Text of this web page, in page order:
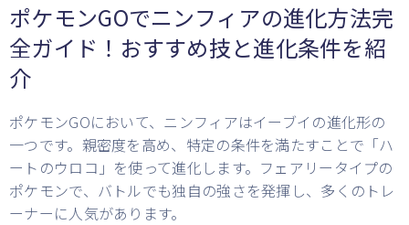
ポケモンGOでニンフィアの進化方法完
全ガイド！おすすめ技と進化条件を紹
介
ポケモンGOにおいて、ニンフィアはイーブイの進化形の
一つです。親密度を高め、特定の条件を満たすことで「ハ
ートのウロコ」を使って進化します。フェアリータイプの
ポケモンで、バトルでも独自の強さを発揮し、多くのトレ
ーナーに人気があります。